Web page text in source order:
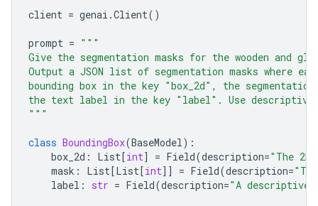
client = genai .Client()
prompt = """
Give the segmentation masks for the wooden and
Output a JSON list of segmentation masks where
bounding box in the key "box_2d", the
the text label in the key "label". Use
"""
class BoundingBox(BaseModel):
box_2d : List[int] = Field(description="The
mask : List[List[int]] = Field(description=
label : str = Field(description="A